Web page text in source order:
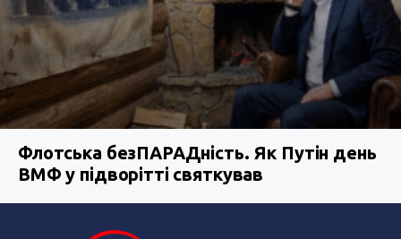
Флотська безПАРАДність. Як Путін день
ВМФ у підворітті святкував